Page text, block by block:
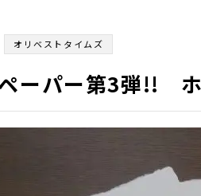
オリベストタイムズ
ーパー第3弾!!